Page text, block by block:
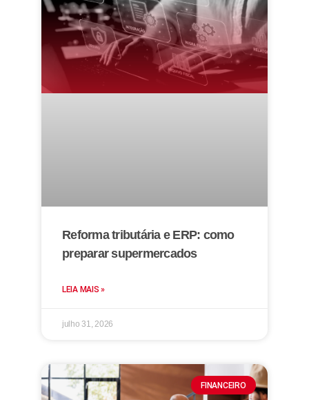
Reforma tributária e ERP: como
preparar supermercados
LEIA MAIS »
julho 31, 2026
FINANCEIRO